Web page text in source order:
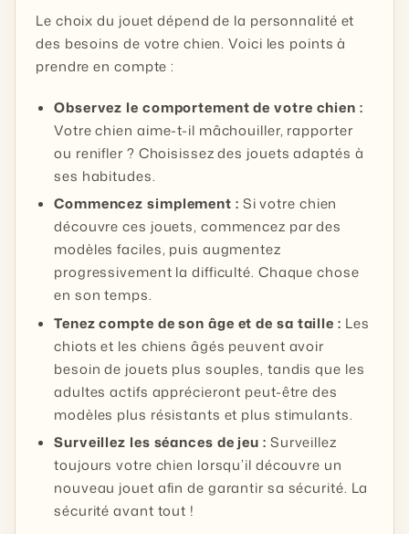
Le choix du jouet dépend de la personnalité et
des besoins de votre chien. Voici les points à
prendre en compte :
Observez le comportement de votre chien :
Votre chien aime-t-il mâchouiller, rapporter
ou renifler ? Choisissez des jouets adaptés à
ses habitudes.
Commencez simplement : Si votre chien
découvre ces jouets, commencez par des
modèles faciles, puis augmentez
progressivement la difficulté. Chaque chose
en son temps.
Tenez compte de son âge et de sa taille : Les
chiots et les chiens âgés peuvent avoir
besoin de jouets plus souples, tandis que les
adultes actifs apprécieront peut-être des
modèles plus résistants et plus stimulants.
Surveillez les séances de jeu : Surveillez
toujours votre chien lorsqu’il découvre un
nouveau jouet afin de garantir sa sécurité. La
sécurité avant tout !